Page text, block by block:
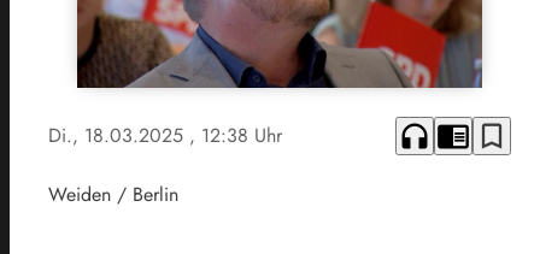
Di., 18.03.2025 , 12:38 Uhr headphones chrome_reader_mode bookmark_border
Weiden / Berlin